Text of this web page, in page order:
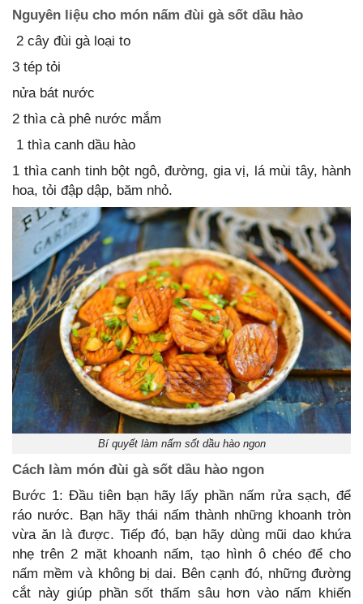
Nguyên liệu cho món nấm đùi gà sốt dầu hào
2 cây đùi gà loại to
3 tép tỏi
nửa bát nước
2 thìa cà phê nước mắm
1 thìa canh dầu hào
1 thìa canh tinh bột ngô, đường, gia vị, lá mùi tây, hành
hoa, tỏi đập dập, băm nhỏ.
Bí quyết làm nấm sốt dầu hào ngon
Cách làm món đùi gà sốt dầu hào ngon
Bước 1: Đầu tiên bạn hãy lấy phần nấm rửa sạch, để
ráo nước. Bạn hãy thái nấm thành những khoanh tròn
vừa ăn là được. Tiếp đó, bạn hãy dùng mũi dao khứa
nhẹ trên 2 mặt khoanh nấm, tạo hình ô chéo để cho
nấm mềm và không bị dai. Bên cạnh đó, những đường
cắt này giúp phần sốt thấm sâu hơn vào nấm khiến